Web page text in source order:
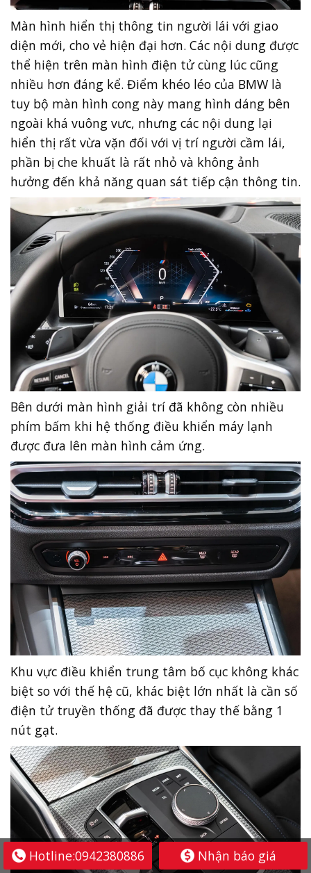
Màn hình hiển thị thông tin người lái với giao
diện mới, cho vẻ hiện đại hơn. Các nội dung được
thể hiện trên màn hình điện tử cùng lúc cũng
nhiều hơn đáng kể. Điểm khéo léo của BMW là
tuy bộ màn hình cong này mang hình dáng bên
ngoài khá vuông vưc, nhưng các nội dung lại
hiển thị rất vừa vặn đối với vị trí người cầm lái,
phần bị che khuất là rất nhỏ và không ảnh
hưởng đến khả năng quan sát tiếp cận thông tin.
Bên dưới màn hình giải trí đã không còn nhiều
phím bấm khi hệ thống điều khiển máy lạnh
được đưa lên màn hình cảm ứng.
Khu vực điều khiển trung tâm bố cục không khác
biệt so với thế hệ cũ, khác biệt lớn nhất là cần số
điện tử truyền thống đã được thay thế bằng 1
nút gạt.
Hotline:0942380886 Nhận báo giá